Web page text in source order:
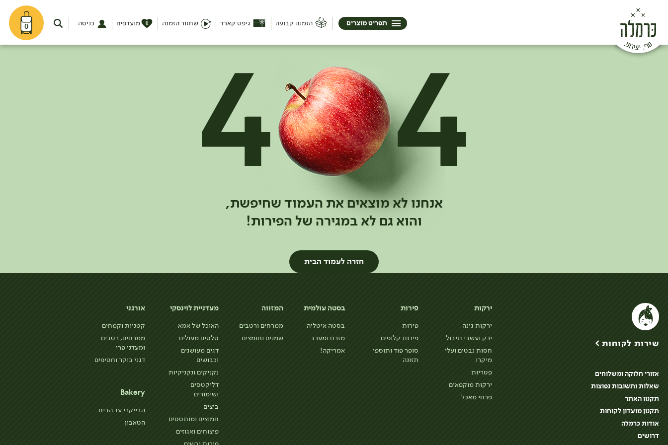
0 הזמנה קבועה גיפט קארד שחזור הזמנה מועדפים 0 כניסה תפריט מוצרים
אנחנו לא מוצאים את העמוד שחיפשת,
והוא גם לא במגירה של הפירות!
חזרה לעמוד הבית
ירקות
ירקות גינה
ירק ועשבי תיבול
חסות נבטים ועלי
מיקרו
פטריות
ירקות מוקפאים
פרחי מאכל
פירות
פירות
פירות קלופים
סופר פוד ותוספי
תזונה
בסטה עולמית
בסטה איטליה
מזרח ומערב
אמריקה!
המזווה
ממרחים ורטבים
שמנים וחומצים
מעדניית לוינסקי
האוכל של אמא
סלטים מעולים
דגים מעושנים
וכבושים
נקניקים ונקניקיות
דליקטסים
ושימורים
ביצים
חמוצים ומותססים
פיצוחים ואגוזים
אורגני
קטניות וקמחים
ממרחים, רטבים
ומעדני פרי
דגני בוקר וחטיפים
Bakery
הבייקרי עד הבית
הטאבון
שירות לקוחות >
אזורי חלוקה ומשלוחים
שאלות ותשובות נפוצות
תקנון האתר
תקנון מועדון לקוחות
אודות כרמלה
דרושים